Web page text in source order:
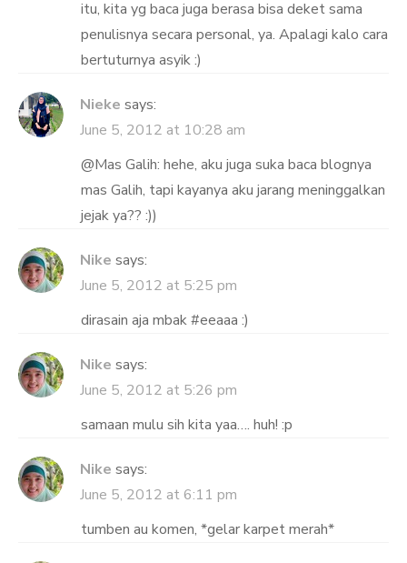
itu, kita yg baca juga berasa bisa deket sama
penulisnya secara personal, ya. Apalagi kalo cara
bertuturnya asyik :)
Nieke says:
June 5, 2012 at 10:28 am
@Mas Galih: hehe, aku juga suka baca blognya
mas Galih, tapi kayanya aku jarang meninggalkan
jejak ya?? :))
Nike says:
June 5, 2012 at 5:25 pm
dirasain aja mbak #eeaaa :)
Nike says:
June 5, 2012 at 5:26 pm
samaan mulu sih kita yaa…. huh! :p
Nike says:
June 5, 2012 at 6:11 pm
tumben au komen, *gelar karpet merah*